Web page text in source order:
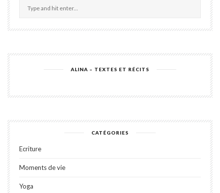
ALINA – TEXTES ET RÉCITS
CATÉGORIES
Ecriture
Moments de vie
Yoga